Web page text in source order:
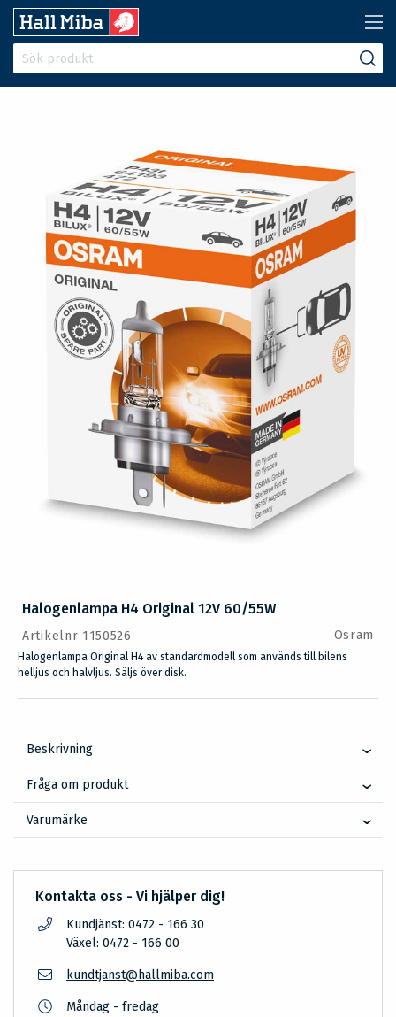
Halogenlampa H4 Original 12V 60/55W
Artikelnr 1150526 Osram
Halogenlampa Original H4 av standardmodell som används till bilens
helljus och halvljus. Säljs över disk.
Beskrivning
Fråga om produkt
Varumärke
Kontakta oss - Vi hjälper dig!
Kundjänst: 0472 - 166 30
Växel: 0472 - 166 00
kundtjanst@hallmiba.com
Måndag - fredag